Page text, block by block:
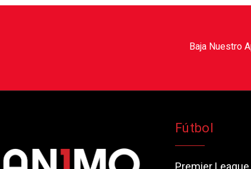
Baja Nuestro
Fútbol
Premier League